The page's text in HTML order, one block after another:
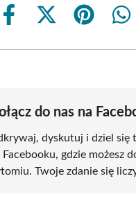
Share
Share
(Twitter)
Share
do nas na
dyskutuj i dziel się
Facebooku, gdzie możesz
Twoje zdanie się